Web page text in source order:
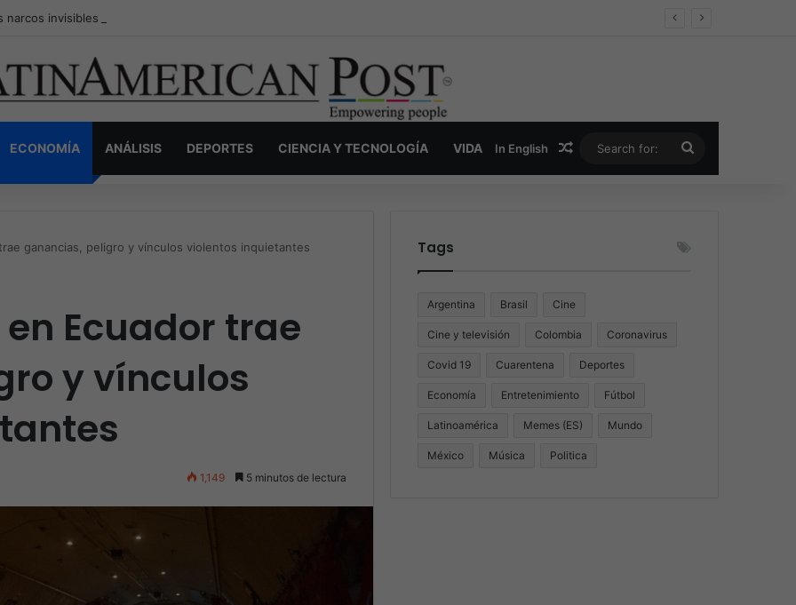
narcos invisibles de Colombia: la guerra secreta por la verdad, el poder y la nueva economía de la droga
ECONOMÍA ANÁLISIS DEPORTES CIENCIA Y TECNOLOGÍA VIDA In English Random Article
for:
ganancias, peligro y vínculos violentos inquietantes
Ecuador trae
y vínculos
1,149 5 minutos de lectura
Tags
Argentina Brasil Cine
Cine y televisión Colombia Coronavirus
Covid 19 Cuarentena Deportes
Economía Entretenimiento Fútbol
Latinoamérica Memes (ES) Mundo
México Música Politica